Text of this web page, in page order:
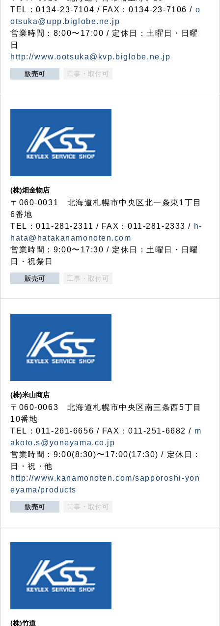
TEL：0134-23-7104 / FAX：0134-23-7106 / o
otsuka@upp.biglobe.ne.jp
営業時間：8:00〜17:00 / 定休日：土曜日・日曜
日
http://www.ootsuka@kvp.biglobe.ne.jp
販売可 工事・取付可
(株)畑金物店
〒060-0031 北海道札幌市中央区北一条東1丁目
6番地
TEL：011-281-2311 / FAX：011-281-2333 / h-
hata@hatakanamonoten.com
営業時間：9:00〜17:30 / 定休日：土曜日・日曜
日・祝祭日
販売可 工事・取付可
(株)米山商店
〒060-0063 北海道札幌市中央区南三条西5丁目
10番地
TEL：011-261-6656 / FAX：011-251-6682 / m
akoto.s@yoneyama.co.jp
営業時間：9:00(8:30)〜17:00(17:30) / 定休日：
日・祝・他
http://www.kanamonoten.com/sapporoshi-yon
eyama/products
販売可 工事・取付可
(株)竹道